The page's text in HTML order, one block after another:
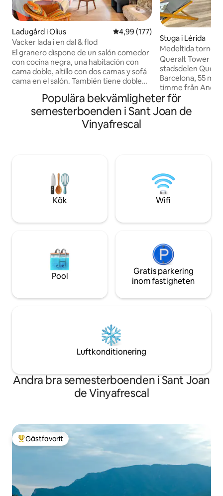
Ladugård i Olius 4,99 av 5 i genomsnittligt
4,99 (177)
Vacker lada i en dal & flod
El granero dispone de un salón comedor
con cocina negra, una habitación con
cama doble, altillo con dos camas y sofá
cama en el salón. También tiene doble
la naturaleza mientras te duchas.
Chimenea, piscina y rio. Y un entorno
con un conjunto monumental formado
por una iglesia románica con cripta, un
supermercados y restaurantes!
Stuga i Lérida
Medeltida tornet
Queralt Tower
stadsdelen
Barcelona, 55
timme från
AVE-stationen i
restaurerade
rymmer upp till 6
studsmattor.
Populära bekvämligheter för
semesterboenden i Sant Joan de
Vinyafrescal
Kök Wifi
Pool
Gratis parkering
inom fastigheten
Luftkonditionering
Andra bra semesterboenden i Sant Joan
de Vinyafrescal
Populär gästfavorit
Gästfavorit